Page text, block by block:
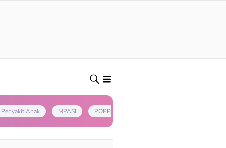
Penyakit Anak MPASI POPPAPA